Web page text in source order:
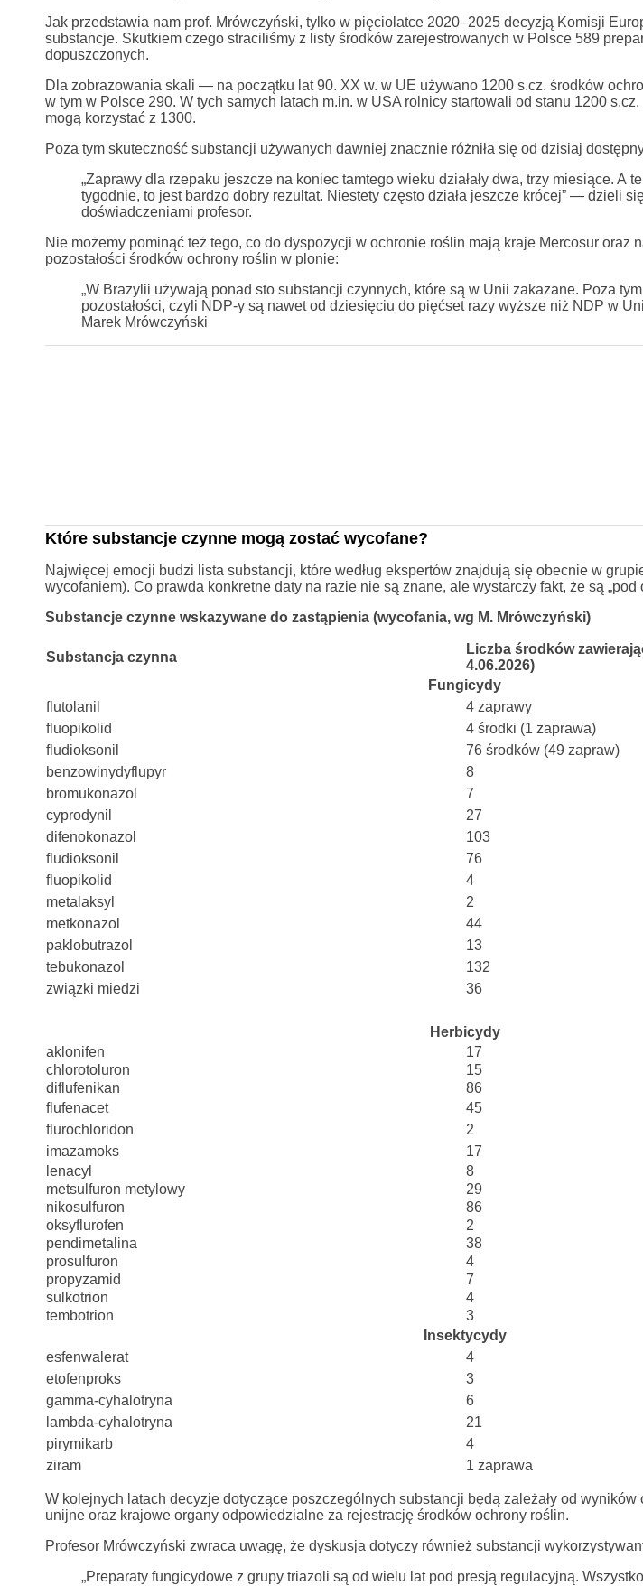
Jak przedstawia nam prof. Mrówczyński, tylko w pięciolatce 2020–2025 decyzją Komisji
substancje. Skutkiem czego straciliśmy z listy środków zarejestrowanych w Polsce 589
dopuszczonych.
Dla zobrazowania skali — na początku lat 90. XX w. w UE używano 1200 s.cz. środków
w tym w Polsce 290. W tych samych latach m.in. w USA rolnicy startowali od stanu 1200
mogą korzystać z 1300.
Poza tym skuteczność substancji używanych dawniej znacznie różniła się od dzisiaj
„Zaprawy dla rzepaku jeszcze na koniec tamtego wieku działały dwa, trzy miesiące. A
tygodnie, to jest bardzo dobry rezultat. Niestety często działa jeszcze krócej” — dzieli
doświadczeniami profesor.
Nie możemy pominąć też tego, co do dyspozycji w ochronie roślin mają kraje Mercosur oraz
pozostałości środków ochrony roślin w plonie:
„W Brazylii używają ponad sto substancji czynnych, które są w Unii zakazane. Poza
pozostałości, czyli NDP-y są nawet od dziesięciu do pięćset razy wyższe niż NDP w
Marek Mrówczyński
Które substancje czynne mogą zostać wycofane?
Najwięcej emocji budzi lista substancji, które według ekspertów znajdują się obecnie w
wycofaniem). Co prawda konkretne daty na razie nie są znane, ale wystarczy fakt, że są „pod
Substancje czynne wskazywane do zastąpienia (wycofania, wg M. Mrówczyński)
Substancja czynna
Liczba środków
4.06.2026)
Fungicydy
flutolanil
4 zaprawy
fluopikolid
4 środki (1 zaprawa)
fludioksonil
76 środków (49 zapraw)
benzowinydyflupyr
8
bromukonazol
7
cyprodynil
27
difenokonazol
103
fludioksonil
76
fluopikolid
4
metalaksyl
2
metkonazol
44
paklobutrazol
13
tebukonazol
132
związki miedzi
36
Herbicydy
aklonifen
17
chlorotoluron
15
diflufenikan
86
flufenacet
45
flurochloridon
2
imazamoks
17
lenacyl
8
metsulfuron metylowy
29
nikosulfuron
86
oksyflurofen
2
pendimetalina
38
prosulfuron
4
propyzamid
7
sulkotrion
4
tembotrion
3
Insektycydy
esfenwalerat
4
etofenproks
3
gamma-cyhalotryna
6
lambda-cyhalotryna
21
pirymikarb
4
ziram
1 zaprawa
W kolejnych latach decyzje dotyczące poszczególnych substancji będą zależały od
unijne oraz krajowe organy odpowiedzialne za rejestrację środków ochrony roślin.
Profesor Mrówczyński zwraca uwagę, że dyskusja dotyczy również substancji
„Preparaty fungicydowe z grupy triazoli są od wielu lat pod presją regulacyjną.